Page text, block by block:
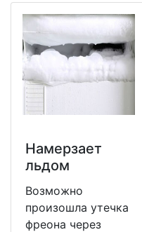
Намерзает
льдом
Возможно
произошла утечка
фреона через